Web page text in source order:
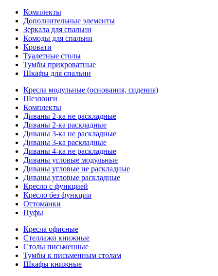
Комплекты
Дополнительные элементы
Зеркала для спальни
Комоды для спальни
Кровати
Туалетные столы
Тумбы прикроватные
Шкафы для спальни
Кресла модульные (основания, сидения)
Шезлонги
Комплекты
Диваны 2-ка не раскладные
Диваны 2-ка раскладные
Диваны 3-ка не раскладные
Диваны 3-ка раскладные
Диваны 4-ка не раскладные
Диваны угловые модульные
Диваны угловые не раскладные
Диваны угловые раскладные
Кресло с функцией
Кресло без функции
Оттоманки
Пуфы
Кресла офисные
Стеллажи книжные
Столы письменные
Тумбы к письменным столам
Шкафы книжные